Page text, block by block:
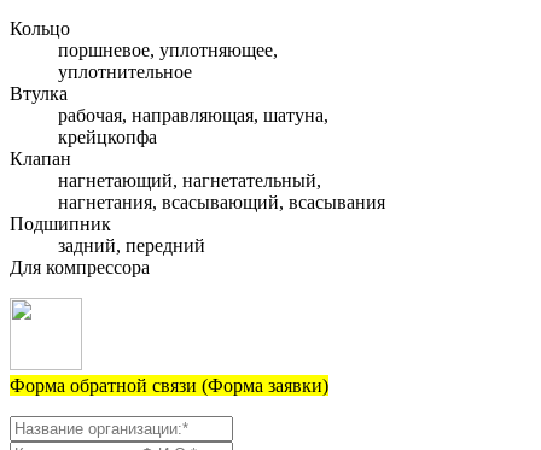
Кольцо
поршневое, уплотняющее,
уплотнительное
Втулка
рабочая, направляющая, шатуна,
крейцкопфа
Клапан
нагнетающий, нагнетательный,
нагнетания, всасывающий, всасывания
Подшипник
задний, передний
Для компрессора
Форма обратной связи (Форма заявки)